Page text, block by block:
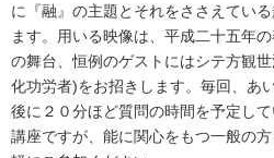
に『融』の主題とそれをささえてい
ます。用いる映像は、平成二十五年
の舞台、恒例のゲストにはシテ方観
化功労者)をお招きします。毎回、あ
後に２０分ほど質問の時間を予定し
講座ですが、能に関心をもつ一般の